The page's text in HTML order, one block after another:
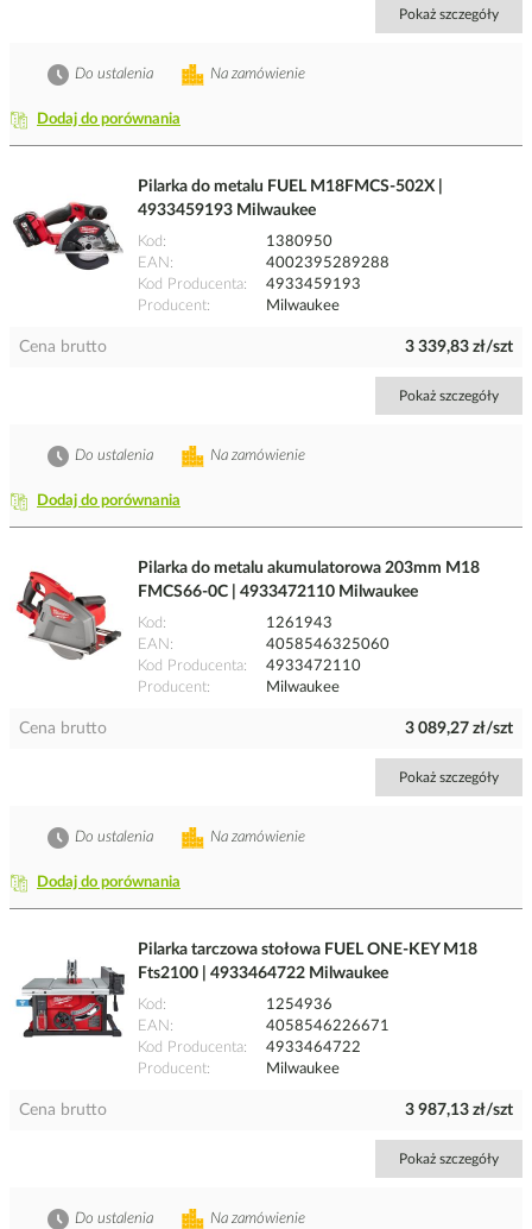
Pokaż szczegóły
Dodaj do porównania
Na zamówienie
Do ustalenia
Pilarka do metalu FUEL M18FMCS-502X |
4933459193 Milwaukee
Kod
1380950
EAN
4002395289288
Kod Producenta
4933459193
Producent
Milwaukee
Cena brutto 3 339,83 zł/szt
Pokaż szczegóły
Dodaj do porównania
Na zamówienie
Do ustalenia
Pilarka do metalu akumulatorowa 203mm M18
FMCS66-0C | 4933472110 Milwaukee
Kod
1261943
EAN
4058546325060
Kod Producenta
4933472110
Producent
Milwaukee
Cena brutto 3 089,27 zł/szt
Pokaż szczegóły
Dodaj do porównania
Na zamówienie
Do ustalenia
Pilarka tarczowa stołowa FUEL ONE-KEY M18
Fts2100 | 4933464722 Milwaukee
Kod
1254936
EAN
4058546226671
Kod Producenta
4933464722
Producent
Milwaukee
Cena brutto 3 987,13 zł/szt
Pokaż szczegóły
Na zamówienie
Do ustalenia